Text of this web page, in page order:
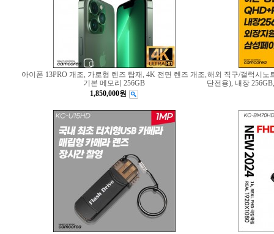
아이폰 13PRO 개조, 가로형 렌즈 탑재, 4K 전면 렌즈 개조,
기본 메모리 256GB
1,850,000원
해외 직구/갤럭시노
단전용), 내장